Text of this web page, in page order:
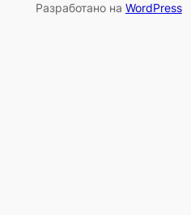
Разработано на WordPress